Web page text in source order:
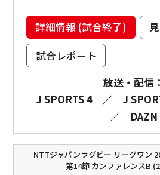
詳細情報 (試合終了)
試合レポート
放送・配信：
J SPORTS 4
／
J
／
DAZN
NTTジャパンラグビー リーグワン
第14節 カンファレンスB